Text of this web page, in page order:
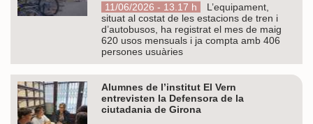
11/06/2026 - 13.17 h
L’equipament,
situat al costat de les estacions de tren i
d’autobusos, ha registrat el mes de maig
620 usos mensuals i ja compta amb 406
persones usuàries
Alumnes de l’institut El Vern
entrevisten la Defensora de la
ciutadania de Girona